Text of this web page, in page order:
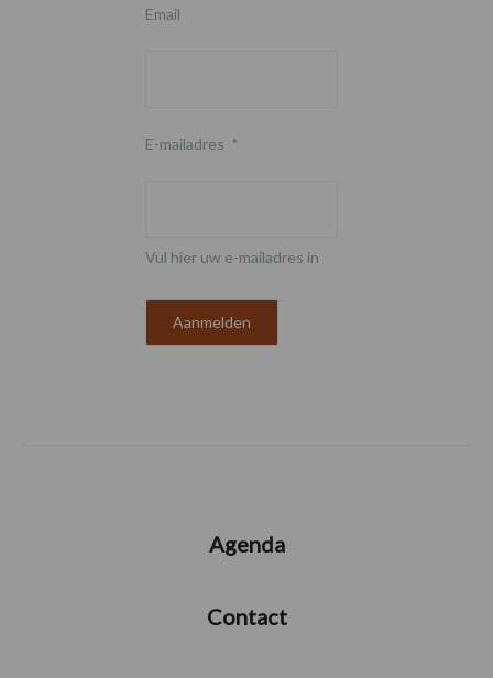
Email
E-mailadres *
Vul hier uw e-mailadres in
Agenda
Contact